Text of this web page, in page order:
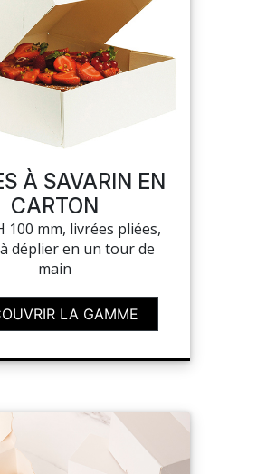
À SAVARIN EN
CARTON
100 mm, livrées pliées,
déplier en un tour de
main
LA GAMME